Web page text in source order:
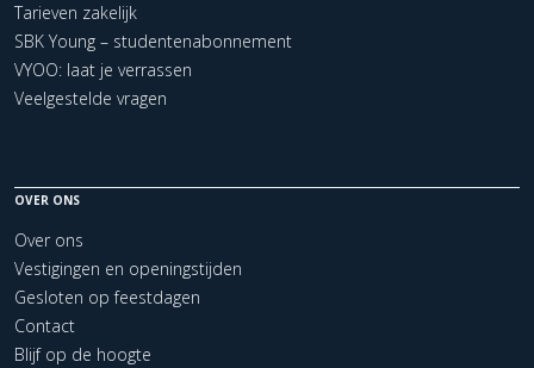
Tarieven zakelijk
SBK Young – studentenabonnement
VYOO: laat je verrassen
Veelgestelde vragen
OVER ONS
Over ons
Vestigingen en openingstijden
Gesloten op feestdagen
Contact
Blijf op de hoogte